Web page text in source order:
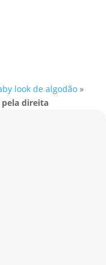
look de algodão »
pela direita